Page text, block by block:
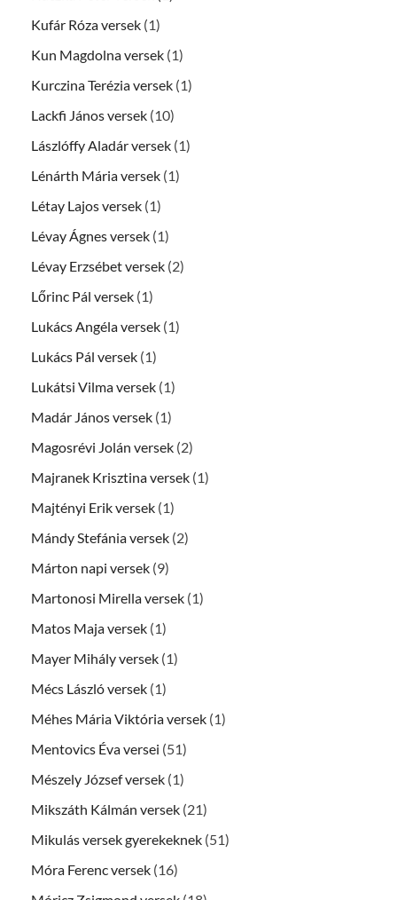
Kufár Róza versek (1)
Kun Magdolna versek (1)
Kurczina Terézia versek (1)
Lackfi János versek (10)
Lászlóffy Aladár versek (1)
Lénárth Mária versek (1)
Létay Lajos versek (1)
Lévay Ágnes versek (1)
Lévay Erzsébet versek (2)
Lőrinc Pál versek (1)
Lukács Angéla versek (1)
Lukács Pál versek (1)
Lukátsi Vilma versek (1)
Madár János versek (1)
Magosrévi Jolán versek (2)
Majranek Krisztina versek (1)
Majtényi Erik versek (1)
Mándy Stefánia versek (2)
Márton napi versek (9)
Martonosi Mirella versek (1)
Matos Maja versek (1)
Mayer Mihály versek (1)
Mécs László versek (1)
Méhes Mária Viktória versek (1)
Mentovics Éva versei (51)
Mészely József versek (1)
Mikszáth Kálmán versek (21)
Mikulás versek gyerekeknek (51)
Móra Ferenc versek (16)